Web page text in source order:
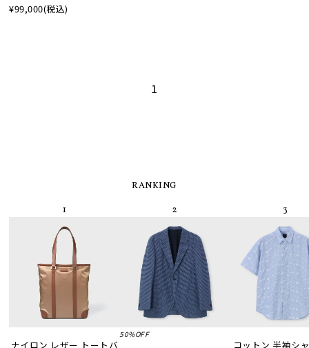
¥99,000(税込)
1
RANKING
ナイロン レザー トートバ
50%OFF
コットン 半袖シ